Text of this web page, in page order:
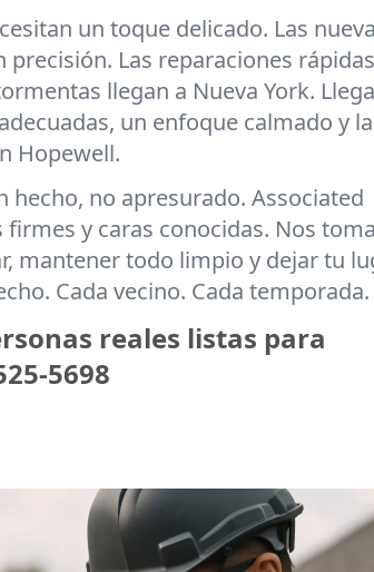
un toque delicado. Las
Las reparaciones rápidas
llegan a Nueva York.
un enfoque calmado y la
Hopewell.
hecho, no apresurado. Associated
y caras conocidas. Nos
mantener todo limpio y dejar tu
Cada vecino. Cada temporada.
reales listas para
5698